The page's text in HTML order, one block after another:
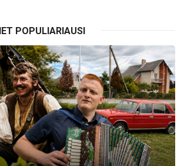
POPULIARIAUSI